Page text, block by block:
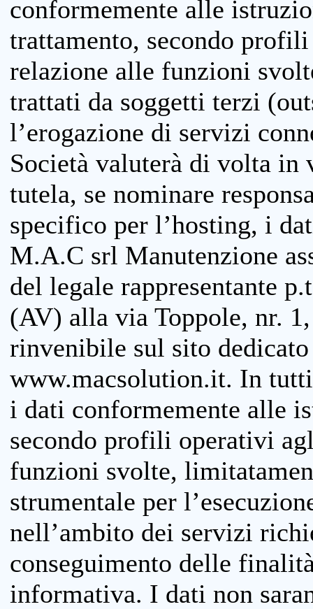
conformemente alle
trattamento, secondo
relazione alle funzioni
trattati da soggetti terzi
l’erogazione di servizi
Società valuterà di volta in
tutela, se nominare
specifico per l’hosting, i
M.A.C srl Manutenzione
del legale rappresentante
(AV) alla via Toppole, nr.
rinvenibile sul sito
www.macsolution.it. In
i dati conformemente alle
secondo profili operativi
funzioni svolte,
strumentale per
nell’ambito dei servizi
conseguimento delle
informativa. I dati non